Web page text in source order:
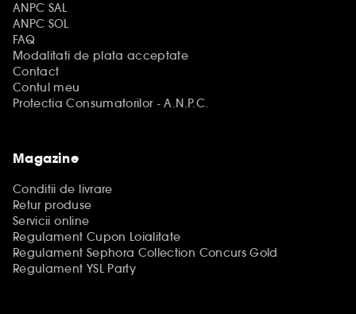
ANPC SAL
ANPC SOL
FAQ
Modalitati de plata acceptate
Contact
Contul meu
Protectia Consumatorilor - A.N.P.C.
Magazine
Conditii de livrare
Retur produse
Servicii online
Regulament Cupon Loialitate
Regulament Sephora Collection Concurs Gold
Regulament YSL Party